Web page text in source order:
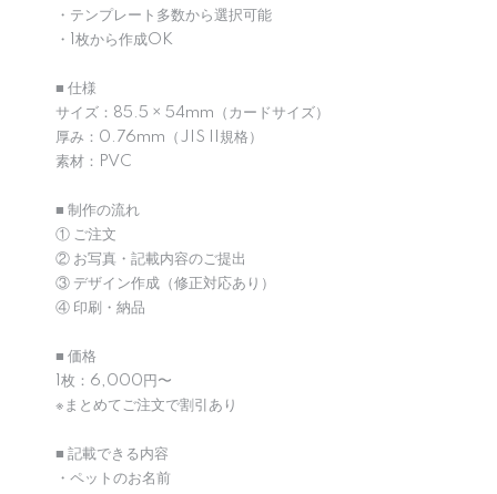
・テンプレート多数から選択可能
・1枚から作成OK
■ 仕様
サイズ：85.5 × 54mm（カードサイズ）
厚み：0.76mm（JIS II規格）
素材：PVC
■ 制作の流れ
① ご注文
② お写真・記載内容のご提出
③ デザイン作成（修正対応あり）
④ 印刷・納品
■ 価格
1枚：6,000円〜
※まとめてご注文で割引あり
■ 記載できる内容
・ペットのお名前